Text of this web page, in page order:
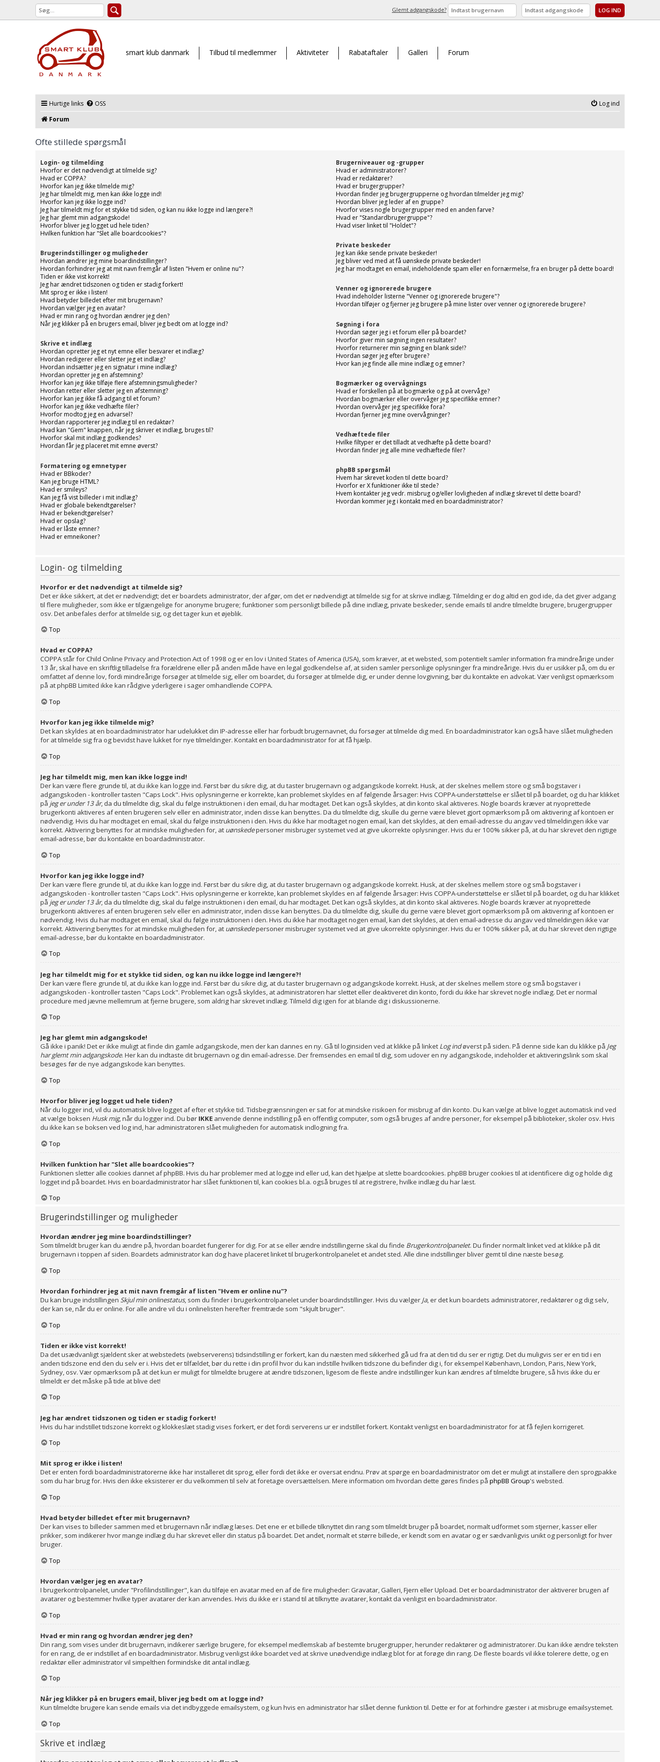
Glemt adgangskode?
smart klub danmark Tilbud til medlemmer Aktiviteter Rabataftaler Galleri Forum
Hurtige links OSS
Log ind
Forum
Ofte stillede spørgsmål
Login- og tilmelding
Hvorfor er det nødvendigt at tilmelde sig?
Hvad er COPPA?
Hvorfor kan jeg ikke tilmelde mig?
Jeg har tilmeldt mig, men kan ikke logge ind!
Hvorfor kan jeg ikke logge ind?
Jeg har tilmeldt mig for et stykke tid siden, og kan nu ikke logge ind længere?!
Jeg har glemt min adgangskode!
Hvorfor bliver jeg logget ud hele tiden?
Hvilken funktion har "Slet alle boardcookies"?
Brugerindstillinger og muligheder
Hvordan ændrer jeg mine boardindstillinger?
Hvordan forhindrer jeg at mit navn fremgår af listen "Hvem er online nu"?
Tiden er ikke vist korrekt!
Jeg har ændret tidszonen og tiden er stadig forkert!
Mit sprog er ikke i listen!
Hvad betyder billedet efter mit brugernavn?
Hvordan vælger jeg en avatar?
Hvad er min rang og hvordan ændrer jeg den?
Når jeg klikker på en brugers email, bliver jeg bedt om at logge ind?
Skrive et indlæg
Hvordan opretter jeg et nyt emne eller besvarer et indlæg?
Hvordan redigerer eller sletter jeg et indlæg?
Hvordan indsætter jeg en signatur i mine indlæg?
Hvordan opretter jeg en afstemning?
Hvorfor kan jeg ikke tilføje flere afstemningsmuligheder?
Hvordan retter eller sletter jeg en afstemning?
Hvorfor kan jeg ikke få adgang til et forum?
Hvorfor kan jeg ikke vedhæfte filer?
Hvorfor modtog jeg en advarsel?
Hvordan rapporterer jeg indlæg til en redaktør?
Hvad kan "Gem" knappen, når jeg skriver et indlæg, bruges til?
Hvorfor skal mit indlæg godkendes?
Hvordan får jeg placeret mit emne øverst?
Formatering og emnetyper
Hvad er BBkoder?
Kan jeg bruge HTML?
Hvad er smileys?
Kan jeg få vist billeder i mit indlæg?
Hvad er globale bekendtgørelser?
Hvad er bekendtgørelser?
Hvad er opslag?
Hvad er låste emner?
Hvad er emneikoner?
Brugerniveauer og -grupper
Hvad er administratorer?
Hvad er redaktører?
Hvad er brugergrupper?
Hvordan finder jeg brugergrupperne og hvordan tilmelder jeg mig?
Hvordan bliver jeg leder af en gruppe?
Hvorfor vises nogle brugergrupper med en anden farve?
Hvad er "Standardbrugergruppe"?
Hvad viser linket til "Holdet"?
Private beskeder
Jeg kan ikke sende private beskeder!
Jeg bliver ved med at få uønskede private beskeder!
Jeg har modtaget en email, indeholdende spam eller en fornærmelse, fra en bruger på dette board!
Venner og ignorerede brugere
Hvad indeholder listerne "Venner og ignorerede brugere"?
Hvordan tilføjer og fjerner jeg brugere på mine lister over venner og ignorerede brugere?
Søgning i fora
Hvordan søger jeg i et forum eller på boardet?
Hvorfor giver min søgning ingen resultater?
Hvorfor returnerer min søgning en blank side!?
Hvordan søger jeg efter brugere?
Hvor kan jeg finde alle mine indlæg og emner?
Bogmærker og overvågnings
Hvad er forskellen på at bogmærke og på at overvåge?
Hvordan bogmærker eller overvåger jeg specifikke emner?
Hvordan overvåger jeg specifikke fora?
Hvordan fjerner jeg mine overvågninger?
Vedhæftede filer
Hvilke filtyper er det tilladt at vedhæfte på dette board?
Hvordan finder jeg alle mine vedhæftede filer?
phpBB spørgsmål
Hvem har skrevet koden til dette board?
Hvorfor er X funktioner ikke til stede?
Hvem kontakter jeg vedr. misbrug og/eller lovligheden af indlæg skrevet til dette board?
Hvordan kommer jeg i kontakt med en boardadministrator?
Login- og tilmelding
Hvorfor er det nødvendigt at tilmelde sig?
Det er ikke sikkert, at det er nødvendigt; det er boardets administrator, der afgør, om det er nødvendigt at tilmelde sig for at skrive indlæg. Tilmelding er dog altid en god ide, da det giver adgang
til flere muligheder, som ikke er tilgængelige for anonyme brugere; funktioner som personligt billede på dine indlæg, private beskeder, sende emails til andre tilmeldte brugere, brugergrupper
osv. Det anbefales derfor at tilmelde sig, og det tager kun et øjeblik.
Top
Hvad er COPPA?
COPPA står for Child Online Privacy and Protection Act of 1998 og er en lov i United States of America (USA), som kræver, at et websted, som potentielt samler information fra mindreårige under
13 år, skal have en skriftlig tilladelse fra forældrene eller på anden måde have en legal godkendelse af, at siden samler personlige oplysninger fra mindreårige. Hvis du er usikker på, om du er
omfattet af denne lov, fordi mindreårige forsøger at tilmelde sig, eller om boardet, du forsøger at tilmelde dig, er under denne lovgivning, bør du kontakte en advokat. Vær venligst opmærksom
på at phpBB Limited ikke kan rådgive yderligere i sager omhandlende COPPA.
Top
Hvorfor kan jeg ikke tilmelde mig?
Det kan skyldes at en boardadministrator har udelukket din IP-adresse eller har forbudt brugernavnet, du forsøger at tilmelde dig med. En boardadministrator kan også have slået muligheden
for at tilmelde sig fra og bevidst have lukket for nye tilmeldinger. Kontakt en boardadministrator for at få hjælp.
Top
Jeg har tilmeldt mig, men kan ikke logge ind!
Der kan være flere grunde til, at du ikke kan logge ind. Først bør du sikre dig, at du taster brugernavn og adgangskode korrekt. Husk, at der skelnes mellem store og små bogstaver i
adgangskoden - kontroller tasten "Caps Lock". Hvis oplysningerne er korrekte, kan problemet skyldes en af følgende årsager: Hvis COPPA-understøttelse er slået til på boardet, og du har klikket
på jeg er under 13 år, da du tilmeldte dig, skal du følge instruktionen i den email, du har modtaget. Det kan også skyldes, at din konto skal aktiveres. Nogle boards kræver at nyoprettede
brugerkonti aktiveres af enten brugeren selv eller en administrator, inden disse kan benyttes. Da du tilmeldte dig, skulle du gerne være blevet gjort opmærksom på om aktivering af kontoen er
nødvendig. Hvis du har modtaget en email, skal du følge instruktionen i den. Hvis du ikke har modtaget nogen email, kan det skyldes, at den email-adresse du angav ved tilmeldingen ikke var
korrekt. Aktivering benyttes for at mindske muligheden for, at uønskedepersoner misbruger systemet ved at give ukorrekte oplysninger. Hvis du er 100% sikker på, at du har skrevet den rigtige
email-adresse, bør du kontakte en boardadministrator.
Top
Hvorfor kan jeg ikke logge ind?
Der kan være flere grunde til, at du ikke kan logge ind. Først bør du sikre dig, at du taster brugernavn og adgangskode korrekt. Husk, at der skelnes mellem store og små bogstaver i
adgangskoden - kontroller tasten "Caps Lock". Hvis oplysningerne er korrekte, kan problemet skyldes en af følgende årsager: Hvis COPPA-understøttelse er slået til på boardet, og du har klikket
på jeg er under 13 år, da du tilmeldte dig, skal du følge instruktionen i den email, du har modtaget. Det kan også skyldes, at din konto skal aktiveres. Nogle boards kræver at nyoprettede
brugerkonti aktiveres af enten brugeren selv eller en administrator, inden disse kan benyttes. Da du tilmeldte dig, skulle du gerne være blevet gjort opmærksom på om aktivering af kontoen er
nødvendig. Hvis du har modtaget en email, skal du følge instruktionen i den. Hvis du ikke har modtaget nogen email, kan det skyldes, at den email-adresse du angav ved tilmeldingen ikke var
korrekt. Aktivering benyttes for at mindske muligheden for, at uønskedepersoner misbruger systemet ved at give ukorrekte oplysninger. Hvis du er 100% sikker på, at du har skrevet den rigtige
email-adresse, bør du kontakte en boardadministrator.
Top
Jeg har tilmeldt mig for et stykke tid siden, og kan nu ikke logge ind længere?!
Der kan være flere grunde til, at du ikke kan logge ind. Først bør du sikre dig, at du taster brugernavn og adgangskode korrekt. Husk, at der skelnes mellem store og små bogstaver i
adgangskoden - kontroller tasten "Caps Lock". Problemet kan også skyldes, at administratoren har slettet eller deaktiveret din konto, fordi du ikke har skrevet nogle indlæg. Det er normal
procedure med jævne mellemrum at fjerne brugere, som aldrig har skrevet indlæg. Tilmeld dig igen for at blande dig i diskussionerne.
Top
Jeg har glemt min adgangskode!
Gå ikke i panik! Det er ikke muligt at finde din gamle adgangskode, men der kan dannes en ny. Gå til loginsiden ved at klikke på linket Log indøverst på siden. På denne side kan du klikke på Jeg
har glemt min adgangskode. Her kan du indtaste dit brugernavn og din email-adresse. Der fremsendes en email til dig, som udover en ny adgangskode, indeholder et aktiveringslink som skal
besøges før de nye adgangskode kan benyttes.
Top
Hvorfor bliver jeg logget ud hele tiden?
Når du logger ind, vil du automatisk blive logget af efter et stykke tid. Tidsbegrænsningen er sat for at mindske risikoen for misbrug af din konto. Du kan vælge at blive logget automatisk ind ved
at vælge boksen Husk mig, når du logger ind. Du bør IKKE anvende denne indstilling på en offentlig computer, som også bruges af andre personer, for eksempel på biblioteker, skoler osv. Hvis
du ikke kan se boksen ved log ind, har administratoren slået muligheden for automatisk indlogning fra.
Top
Hvilken funktion har "Slet alle boardcookies"?
Funktionen sletter alle cookies dannet af phpBB. Hvis du har problemer med at logge ind eller ud, kan det hjælpe at slette boardcookies. phpBB bruger cookies til at identificere dig og holde dig
logget ind på boardet. Hvis en boardadministrator har slået funktionen til, kan cookies bl.a. også bruges til at registrere, hvilke indlæg du har læst.
Top
Brugerindstillinger og muligheder
Hvordan ændrer jeg mine boardindstillinger?
Som tilmeldt bruger kan du ændre på, hvordan boardet fungerer for dig. For at se eller ændre indstillingerne skal du finde Brugerkontrolpanelet. Du finder normalt linket ved at klikke på dit
brugernavn i toppen af siden. Boardets administrator kan dog have placeret linket til brugerkontrolpanelet et andet sted. Alle dine indstillinger bliver gemt til dine næste besøg.
Top
Hvordan forhindrer jeg at mit navn fremgår af listen "Hvem er online nu"?
Du kan bruge indstillingen Skjul min onlinestatus, som du finder i brugerkontrolpanelet under boardindstillinger. Hvis du vælger Ja, er det kun boardets administratorer, redaktører og dig selv,
der kan se, når du er online. For alle andre vil du i onlinelisten herefter fremtræde som "skjult bruger".
Top
Tiden er ikke vist korrekt!
Da det usædvanligt sjældent sker at webstedets (webserverens) tidsindstilling er forkert, kan du næsten med sikkerhed gå ud fra at den tid du ser er rigtig. Det du muligvis ser er en tid i en
anden tidszone end den du selv er i. Hvis det er tilfældet, bør du rette i din profil hvor du kan indstille hvilken tidszone du befinder dig i, for eksempel København, London, Paris, New York,
Sydney, osv. Vær opmærksom på at det kun er muligt for tilmeldte brugere at ændre tidszonen, ligesom de fleste andre indstillinger kun kan ændres af tilmeldte brugere, så hvis ikke du er
tilmeldt er det måske på tide at blive det!
Top
Jeg har ændret tidszonen og tiden er stadig forkert!
Hvis du har indstillet tidszone korrekt og klokkeslæt stadig vises forkert, er det fordi serverens ur er indstillet forkert. Kontakt venligst en boardadministrator for at få fejlen korrigeret.
Top
Mit sprog er ikke i listen!
Det er enten fordi boardadministratorerne ikke har installeret dit sprog, eller fordi det ikke er oversat endnu. Prøv at spørge en boardadministrator om det er muligt at installere den sprogpakke
som du har brug for. Hvis den ikke eksisterer er du velkommen til selv at foretage oversættelsen. Mere information om hvordan dette gøres findes på phpBB Group's websted.
Top
Hvad betyder billedet efter mit brugernavn?
Der kan vises to billeder sammen med et brugernavn når indlæg læses. Det ene er et billede tilknyttet din rang som tilmeldt bruger på boardet, normalt udformet som stjerner, kasser eller
prikker, som indikerer hvor mange indlæg du har skrevet eller din status på boardet. Det andet, normalt et større billede, er kendt som en avatar og er sædvanligvis unikt og personligt for hver
bruger.
Top
Hvordan vælger jeg en avatar?
I brugerkontrolpanelet, under "Profilindstillinger", kan du tilføje en avatar med en af de fire muligheder: Gravatar, Galleri, Fjern eller Upload. Det er boardadministrator der aktiverer brugen af
avatarer og bestemmer hvilke typer avatarer der kan anvendes. Hvis du ikke er i stand til at tilknytte avatarer, kontakt da venligst en boardadministrator.
Top
Hvad er min rang og hvordan ændrer jeg den?
Din rang, som vises under dit brugernavn, indikerer særlige brugere, for eksempel medlemskab af bestemte brugergrupper, herunder redaktører og administratorer. Du kan ikke ændre teksten
for en rang, de er indstillet af en boardadministrator. Misbrug venligst ikke boardet ved at skrive unødvendige indlæg blot for at forøge din rang. De fleste boards vil ikke tolerere dette, og en
redaktør eller administrator vil simpelthen formindske dit antal indlæg.
Top
Når jeg klikker på en brugers email, bliver jeg bedt om at logge ind?
Kun tilmeldte brugere kan sende emails via det indbyggede emailsystem, og kun hvis en administrator har slået denne funktion til. Dette er for at forhindre gæster i at misbruge emailsystemet.
Top
Skrive et indlæg